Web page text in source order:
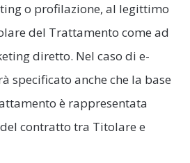
o profilazione, al legittimo
del Trattamento come ad
diretto. Nel caso di e-
specificato anche che la base
è rappresentata
contratto tra Titolare e